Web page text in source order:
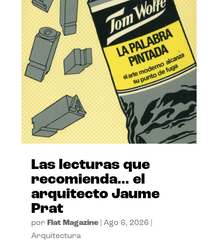
Las lecturas que
recomienda… el
arquitecto Jaume
Prat
por Flat Magazine| Ago 6, 2026
Arquitectura